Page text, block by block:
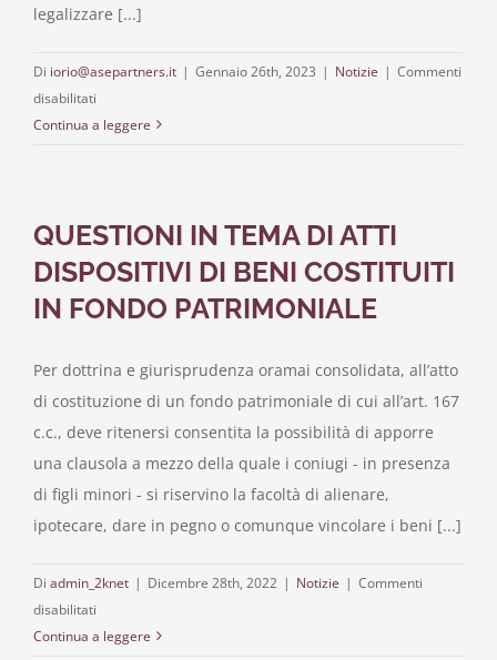
legalizzare [...]
Di iorio@asepartners.it | Gennaio 26th, 2023 | Notizie | Commenti
disabilitati
ASSEGNO
LA
PREMATRIMONIALE?
Continua a leggere
QUESTIONI IN TEMA DI ATTI
DISPOSITIVI DI BENI COSTITUITI
IN FONDO PATRIMONIALE
Per dottrina e giurisprudenza oramai consolidata, all’atto
di costituzione di un fondo patrimoniale di cui all’art. 167
c.c., deve ritenersi consentita la possibilità di apporre
una clausola a mezzo della quale i coniugi - in presenza
di figli minori - si riservino la facoltà di alienare,
ipotecare, dare in pegno o comunque vincolare i beni [...]
Di admin_2knet | Dicembre 28th, 2022 | Notizie | Commenti
disabilitati
QUESTIONI
Continua a leggere